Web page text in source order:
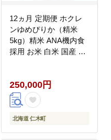
12ヵ月 定期便 ホクレ
ンゆめぴりか（精米
5kg）精米 ANA機内食
採用 お米 白米 国産 北
250,000円
北海道 仁木町